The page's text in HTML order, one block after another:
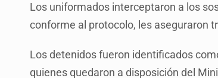
Los uniformados interceptaron a los
conforme al protocolo, les aseguraron
Los detenidos fueron identificados
quienes quedaron a disposición del